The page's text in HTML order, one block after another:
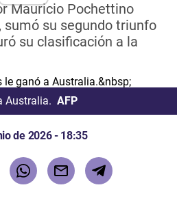
Mauricio Pochettino
sumó su segundo triunfo
su clasificación a la
Australia. AFP
de 2026 - 18:35